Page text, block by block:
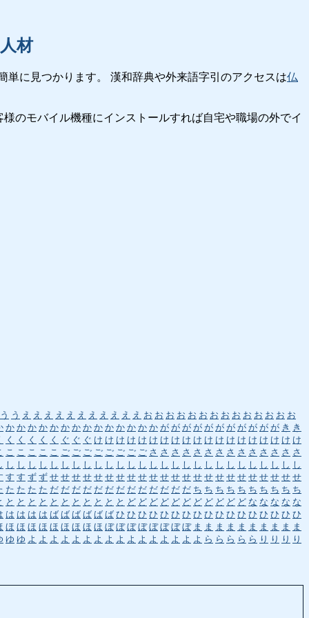
材
に見つかります。 漢和辞典や外来語字引のアクセスは仏
様のモバイル機種にインストールすれば自宅や職場の外でイ
う う え え え え え え え え え え え お お お お お お お お お お お お お お
か か か か か か か か か か か か か か が が が が が が が が が が が き き
く く く く く ぐ ぐ ぐ け け け け け け け け け け け け け け け け け け け
こ こ こ こ こ ご ご ご ご ご ご ご ご さ さ さ さ さ さ さ さ さ さ さ さ さ さ
し し し し し し し し し し し し し し し し し し し し し し し し し し し
す す ず ず せ せ せ せ せ せ せ せ せ せ せ せ せ せ せ せ せ せ せ せ せ せ せ
た た た た だ だ だ だ だ だ だ だ だ だ だ だ だ ち ち ち ち ち ち ち ち ち ち
と と と と と と と と と と と ど ど ど ど ど ど ど ど ど ど ど な な な な な
は は は は ば ば ば ば ば ば ひ ひ ひ ひ ひ ひ ひ ひ ひ ひ ひ ひ ひ ひ ひ ひ ひ
ほ ほ ほ ほ ほ ほ ほ ほ ほ ぼ ぼ ぼ ぼ ぼ ぼ ぼ ぼ ま ま ま ま ま ま ま ま ま ま
ゆ ゆ よ よ よ よ よ よ よ よ よ よ よ よ よ よ よ よ ら ら ら ら ら り り り り